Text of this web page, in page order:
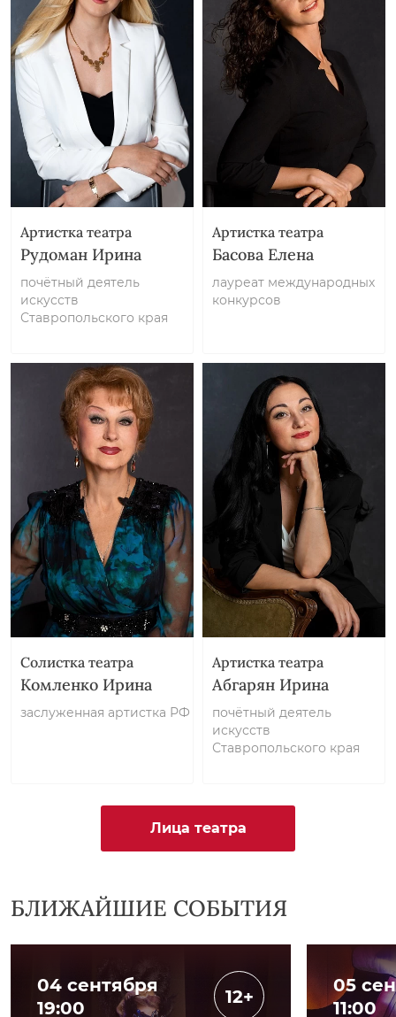
Артистка театра
Рудоман Ирина
почётный деятель
искусств
Ставропольского края
Артистка театра
Басова Елена
лауреат международных
конкурсов
Солистка театра
Комленко Ирина
заслуженная артистка РФ
Артистка театра
Абгарян Ирина
почётный деятель
искусств
Ставропольского края
Лица театра
БЛИЖАЙШИЕ СОБЫТИЯ
04 сентября
19:00
12+
05
11:00